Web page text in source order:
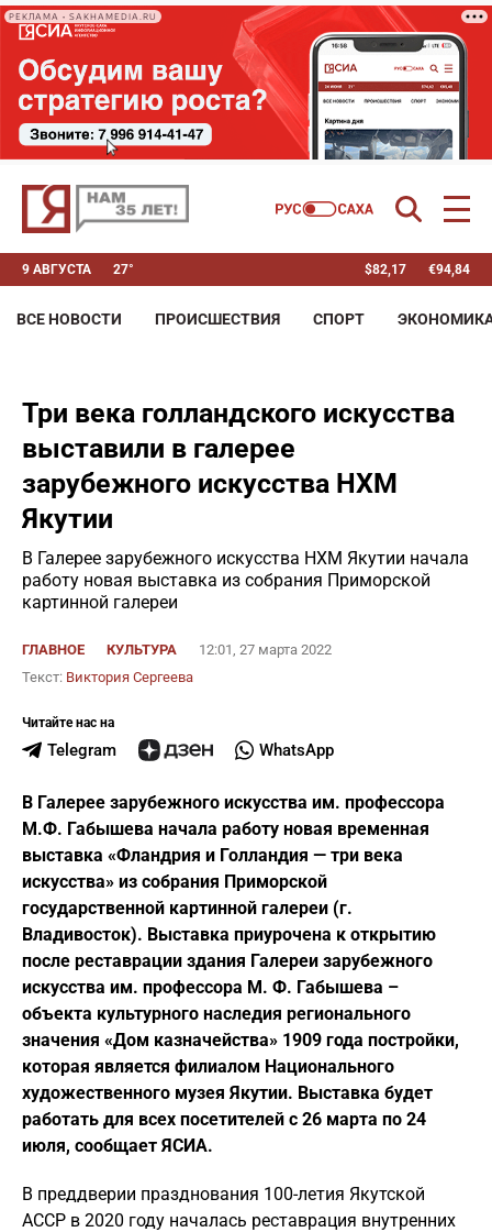
РЕКЛАМА • SAKHAMEDIA.RU
9 АВГУСТА 27° $82,17 €94,84
ВСЕ НОВОСТИ ПРОИСШЕСТВИЯ СПОРТ
Три века голландского искусства
выставили в галерее
зарубежного искусства НХМ
Якутии
В Галерее зарубежного искусства НХМ Якутии начала
работу новая выставка из собрания Приморской
картинной галереи
ГЛАВНОЕ КУЛЬТУРА
12:01, 27 марта 2022
Текст: Виктория Сергеева
Читайте нас на
Telegram WhatsApp
В Галерее зарубежного искусства им. профессора
М.Ф. Габышева начала работу новая временная
выставка «Фландрия и Голландия — три века
искусства» из собрания Приморской
государственной картинной галереи (г.
Владивосток). Выставка приурочена к открытию
после реставрации здания Галереи зарубежного
искусства им. профессора М. Ф. Габышева –
объекта культурного наследия регионального
значения «Дом казначейства» 1909 года постройки,
которая является филиалом Национального
художественного музея Якутии. Выставка будет
работать для всех посетителей с 26 марта по 24
июля, сообщает ЯСИА.
В преддверии празднования 100-летия Якутской
АССР в 2020 году началась реставрация внутренних